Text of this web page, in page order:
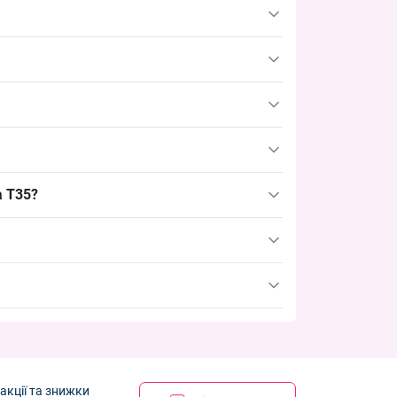
дитячі колготи.
T35?
та знижки